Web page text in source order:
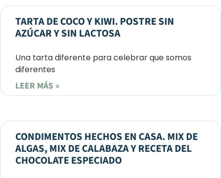
TARTA DE COCO Y KIWI. POSTRE SIN
AZÚCAR Y SIN LACTOSA
Una tarta diferente para celebrar que somos
diferentes
LEER MÁS »
CONDIMENTOS HECHOS EN CASA. MIX DE
ALGAS, MIX DE CALABAZA Y RECETA DEL
CHOCOLATE ESPECIADO